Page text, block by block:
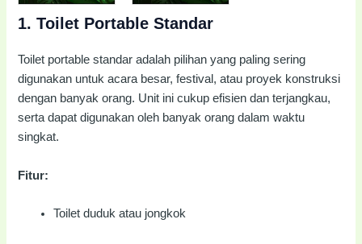
1.Toilet Portable Standar
Toilet portable standar adalah pilihan yang paling sering
digunakan untuk acara besar, festival, atau proyek konstruksi
dengan banyak orang. Unit ini cukup efisien dan terjangkau,
serta dapat digunakan oleh banyak orang dalam waktu
singkat.
Fitur:
Toilet duduk atau jongkok